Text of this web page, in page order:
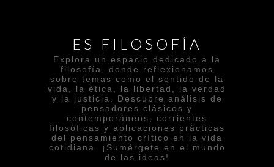
ES FILOSOFÍA
Explora un espacio dedicado a la
filosofía, donde reflexionamos
sobre temas como el sentido de la
vida, la ética, la libertad, la verdad
y la justicia. Descubre análisis de
pensadores clásicos y
contemporáneos, corrientes
filosóficas y aplicaciones prácticas
del pensamiento crítico en la vida
cotidiana. ¡Sumérgete en el mundo
de las ideas!